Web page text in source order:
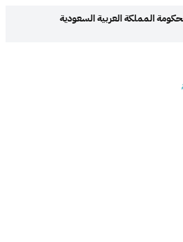
المملكة العربية السعودية
التعليمية في المملكة العربية
الحكومية تستخدم بروتوكول
في المملكة العربية السعودية